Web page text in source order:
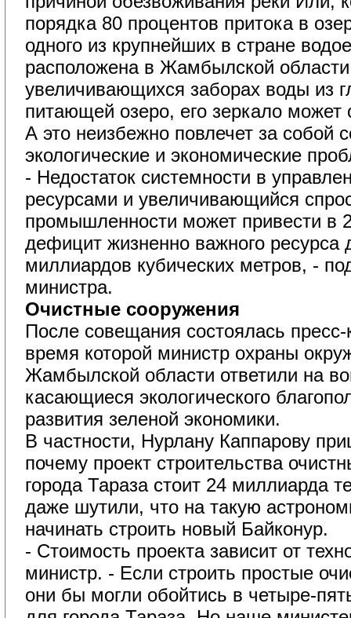
порядка 80 процентов притока в
одного из крупнейших в стране
расположена в Жамбылской
увеличивающихся заборах воды из
питающей озеро, его зеркало
А это неизбежно повлечет за собой
экологические и экономические
- Недостаток системности в
ресурсами и увеличивающийся
промышленности может привести в
дефицит жизненно важного ресурса
миллиардов кубических метров, -
министра.
Очистные сооружения
После совещания состоялась
время которой министр охраны
Жамбылской области ответили на
касающиеся экологического
развития зеленой экономики.
В частности, Нурлану Каппарову
почему проект строительства
города Тараза стоит 24 миллиарда
даже шутили, что на такую
начинать строить новый Байконур.
- Стоимость проекта зависит от
министр. - Если строить простые
они бы могли обойтись в четыре-